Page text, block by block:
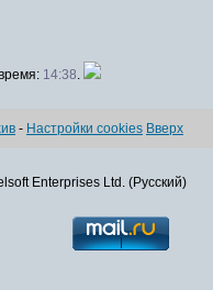
14:38.
- Настройки cookies Вверх
Enterprises Ltd. (Русский)